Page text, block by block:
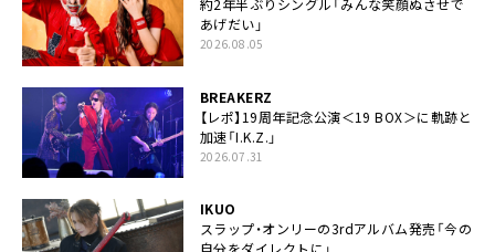
約2年半ぶりシングル「みんな笑顔ぬさせで
あげだい」
2026.08.05
BREAKERZ
【レポ】19周年記念公演＜19 BOX＞に軌跡と
加速「I.K.Z.」
2026.07.31
IKUO
スラップ・オンリーの3rdアルバム発売「今の
自分をダイレクトに」